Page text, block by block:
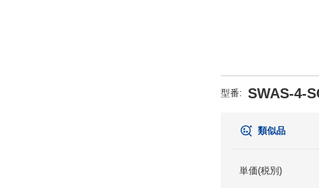
型番: SWAS-4-
類似品
単価(税別)